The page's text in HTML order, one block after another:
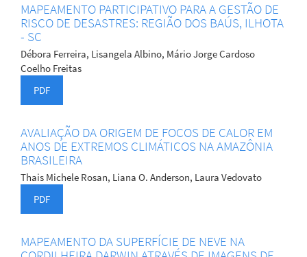
MAPEAMENTO PARTICIPATIVO PARA A GESTÃO DE
RISCO DE DESASTRES: REGIÃO DOS BAÚS, ILHOTA
- SC
Débora Ferreira, Lisangela Albino, Mário Jorge Cardoso
Coelho Freitas
PDF
AVALIAÇÃO DA ORIGEM DE FOCOS DE CALOR EM
ANOS DE EXTREMOS CLIMÁTICOS NA AMAZÔNIA
BRASILEIRA
Thais Michele Rosan, Liana O. Anderson, Laura Vedovato
PDF
MAPEAMENTO DA SUPERFÍCIE DE NEVE NA